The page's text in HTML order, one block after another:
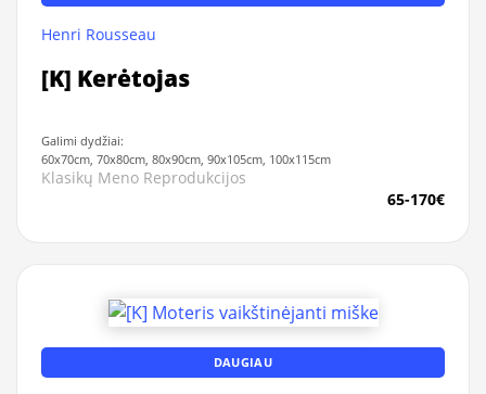
Henri Rousseau
[K] Kerėtojas
Galimi dydžiai:
60x70cm, 70x80cm, 80x90cm, 90x105cm, 100x115cm
Klasikų Meno Reprodukcijos
65-170€
DAUGIAU